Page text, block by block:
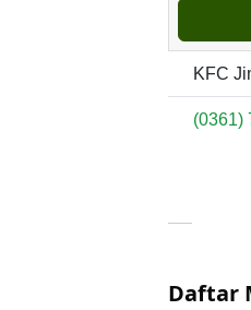
KFC
(0361)
Daftar